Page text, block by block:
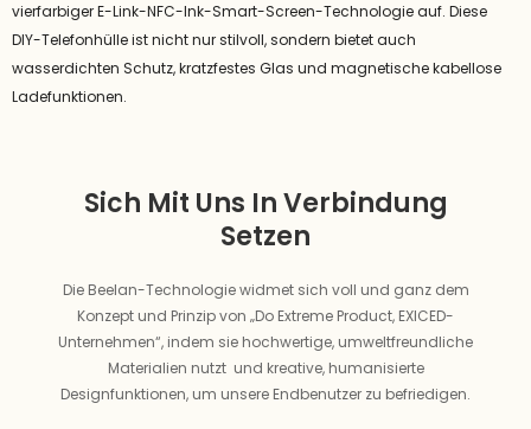
vierfarbiger E-Link-NFC-Ink-Smart-Screen-Technologie auf. Diese
DIY-Telefonhülle ist nicht nur stilvoll, sondern bietet auch
wasserdichten Schutz, kratzfestes Glas und magnetische kabellose
Ladefunktionen.
Sich Mit Uns In Verbindung
Setzen
Die Beelan-Technologie widmet sich voll und ganz dem
Konzept und Prinzip von „Do Extreme Product, EXICED-
Unternehmen“, indem sie hochwertige, umweltfreundliche
Materialien nutzt und kreative, humanisierte
Designfunktionen, um unsere Endbenutzer zu befriedigen.